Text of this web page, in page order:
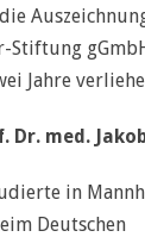
Stiftung
Jahre
Dr. med.
in
Deutschen